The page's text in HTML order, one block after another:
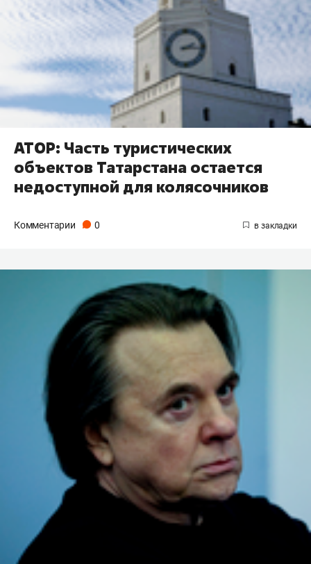
АТОР: Часть туристических
объектов Татарстана остается
недоступной для колясочников
Комментарии 0